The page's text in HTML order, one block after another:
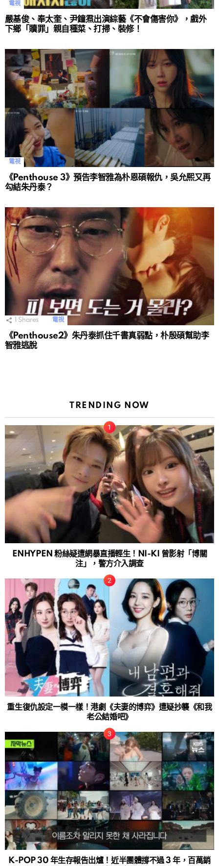
電視
嚴基俊、奉太奎、尹鐘焄出演綜藝《不會傷害你》，戲外
下鄉「贖罪」親自種菜、打掃、裝修！
電視
《Penthouse 3》預告李智雅為朴恩碩報仇，吳允熙又再
勾結朱丹泰？
Shares 電視
《Penthouse2》朱丹泰抓住千書真弱點，朴殷碩幫助李
智雅逃脫
TRENDING NOW
ENHYPEN 粉絲疑遭網暴直播輕生！NI-KI 曾影射「博關
注」，警方介入調查
重生復仇設定一模一樣！港劇《夫妻的博弈》遭疑抄襲《和我
老公結婚吧》
K-POP 30 年生存報告出爐！近半團體撐不過 3 年，百萬銷